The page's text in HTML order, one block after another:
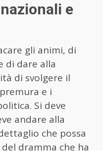
e
gli animi, di
di dare alla
di svolgere il
e i
Si deve
andare alla
che possa
dramma che ha